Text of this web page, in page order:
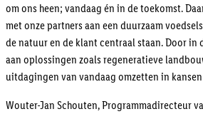
om ons heen; vandaag én in de toekomst.
met onze partners aan een duurzaam
de natuur en de klant centraal staan. Door in
aan oplossingen zoals regeneratieve
uitdagingen van vandaag omzetten in
Wouter-Jan Schouten, Programmadirecteur